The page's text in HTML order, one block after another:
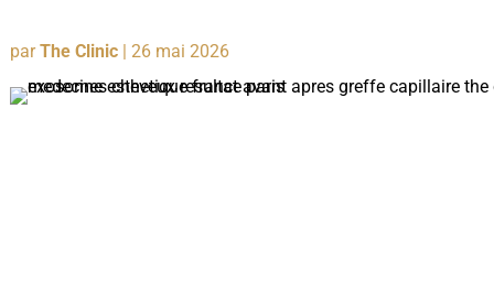
parThe Clinic| 26 mai 2026